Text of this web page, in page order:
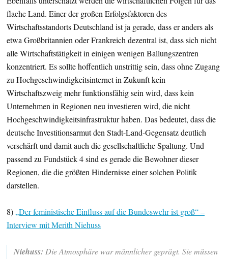
flache Land. Einer der großen Erfolgsfaktoren des
Wirtschaftsstandorts Deutschland ist ja gerade, dass er anders als
etwa Großbritannien oder Frankreich dezentral ist, dass sich nicht
alle Wirtschaftstätigkeit in einigen wenigen Ballungszentren
konzentriert. Es sollte hoffentlich unstrittig sein, dass ohne Zugang
zu Hochgeschwindigkeitsinternet in Zukunft kein
Wirtschaftszweig mehr funktionsfähig sein wird, dass kein
Unternehmen in Regionen neu investieren wird, die nicht
Hochgeschwindigkeitsinfrastruktur haben. Das bedeutet, dass die
deutsche Investitionsarmut den Stadt-Land-Gegensatz deutlich
verschärft und damit auch die gesellschaftliche Spaltung. Und
passend zu Fundstück 4 sind es gerade die Bewohner dieser
Regionen, die die größten Hindernisse einer solchen Politik
darstellen.
8) „Der feministische Einfluss auf die Bundeswehr ist groß“ –
Interview mit Merith Niehuss
Niehuss: Die Atmosphäre war männlicher geprägt. Sie müssen